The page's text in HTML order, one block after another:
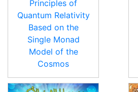
Principles of
Quantum Relativity
Based on the
Single Monad
Model of the
Cosmos